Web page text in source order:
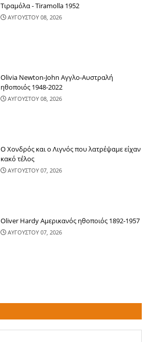
Τιραμόλα - Tiramolla 1952
ΑΥΓΟΥΣΤΟΥ 08, 2026
Olivia Newton-John Αγγλο-Αυστραλή
ηθοποιός 1948-2022
ΑΥΓΟΥΣΤΟΥ 08, 2026
Ο Χονδρός και ο Λιγνός που λατρέψαμε είχαν
κακό τέλος
ΑΥΓΟΥΣΤΟΥ 07, 2026
Oliver Hardy Αμερικανός ηθοποιός 1892-1957
ΑΥΓΟΥΣΤΟΥ 07, 2026